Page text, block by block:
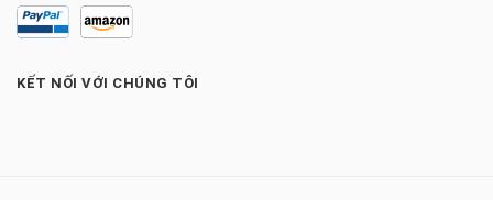
KẾT NỐI VỚI CHÚNG TÔI